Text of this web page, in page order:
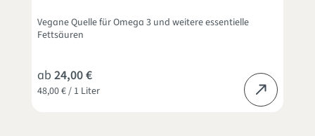
Vegane Quelle für Omega 3 und weitere essentielle
Fettsäuren
48,00 € / 1 Liter
ab 24,00 €